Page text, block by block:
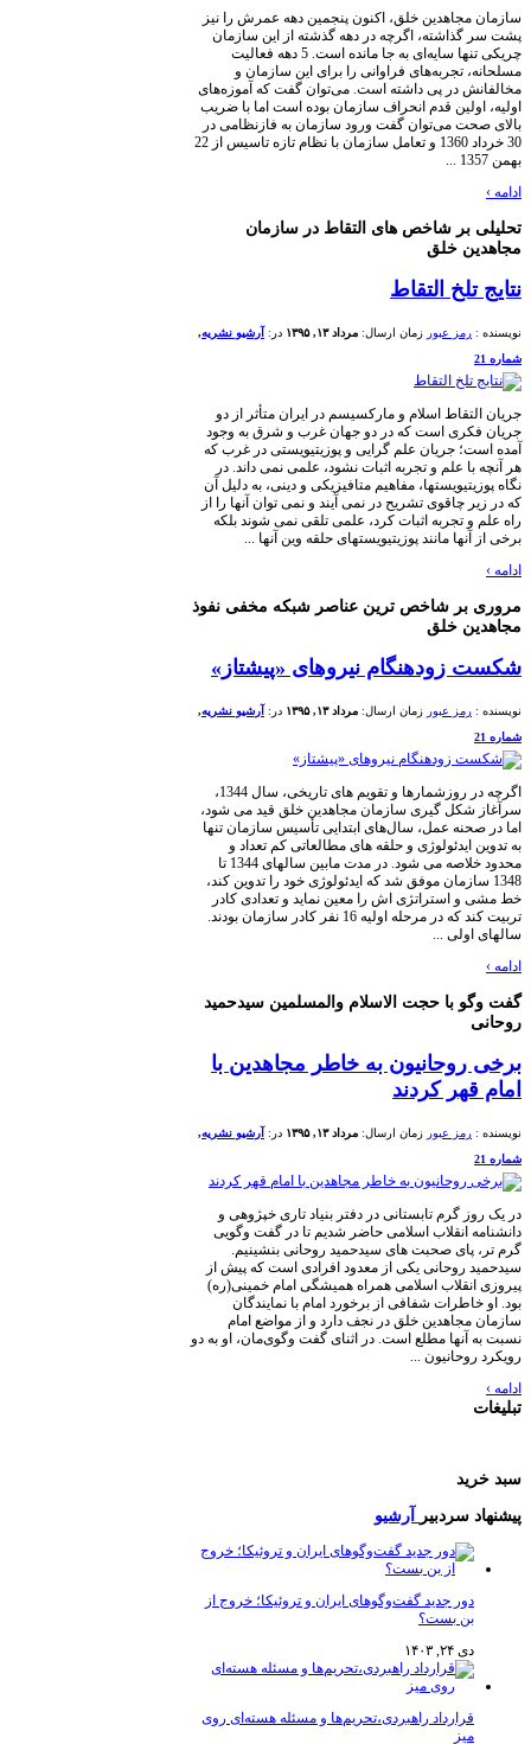
خلق، اکنون پنجمین دهه عمرش را نیز
اگرچه در دهه گذشته از این سازمان
چریکی تنها سایه‌ای به جا مانده است. 5 دهه فعالیت
تجربه‌های فراوانی را برای این سازمان و
در پی داشته است. می‌توان گفت که آموزه‌های
قدم انحراف سازمان بوده است اما با ضریب
می‌توان گفت ورود سازمان به فازنظامی در
30 خرداد 1360 و تعامل سازمان با نظام تازه تاسیس از 22
بر شاخص های التقاط در سازمان
خلق
التقاط
رمز عبور زمان ارسال: مرداد ۱۳, ۱۳۹۵ در:آرشیو نشریه ,
اسلام و مارکسیسم در ایران متأثر از دو
است که در دو جهان غرب و شرق به وجود
جریان علم گرایی و پوزیتیویستی در غرب که
علم و تجربه اثبات نشود، علمی نمی داند. در
مفاهیم متافیزیکی و دینی، به دلیل آن
چاقوی تشریح در نمی آیند و نمی توان آنها را از
تجربه اثبات کرد، علمی تلقی نمی شوند بلکه
مانند پوزیتیویستهای حلقه وین آنها ...
شاخص ترین عناصر شبکه مخفی نفوذ
خلق
نیروهای «پیشتاز»
رمز عبور زمان ارسال: مرداد ۱۳, ۱۳۹۵ در:آرشیو نشریه ,
اگرچه در روزشمارها و تقویم های تاریخی، سال 1344،
گیری سازمان مجاهدین خلق قید می شود،
عمل، سال‌های ابتدایی تأسیس سازمان تنها
و حلقه های مطالعاتی کم تعداد و
محدود خلاصه می شود. در مدت مابین سالهای 1344 تا
سازمان موفق شد که ایدئولوژی خود را تدوین کند،
استراتژی اش را معین نماید و تعدادی کادر
تربیت کند که در مرحله اولیه 16 نفر کادر سازمان بودند.
...
با حجت الاسلام والمسلمین سیدحمید
به خاطر مجاهدین با
کردند
رمز عبور زمان ارسال: مرداد ۱۳, ۱۳۹۵ در:آرشیو نشریه ,
گرم تابستانی در دفتر بنیاد تاری خپژوهی و
انقلاب اسلامی حاضر شدیم تا در گفت وگویی
صحبت های سیدحمید روحانی بنشینیم.
روحانی یکی از معدود افرادی است که پیش از
اسلامی همراه همیشگی امام خمینی(ره)
شفافی از برخورد امام با نمایندگان
خلق در نجف دارد و از مواضع امام
مطلع است. در اثنای گفت وگوی‌مان، او به دو
...
سردبیرآرشیو
جدید گفت‌وگوهای ایران و تروئیکا؛ خروج از
راهبردی،تحریم‌ها و مسئله هسته‌ای روی